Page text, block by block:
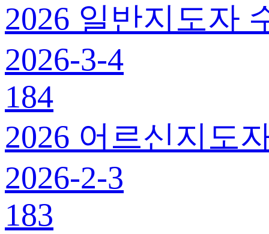
2026 일반지도자
2026-3-4
184
2026 어르신지도
2026-2-3
183